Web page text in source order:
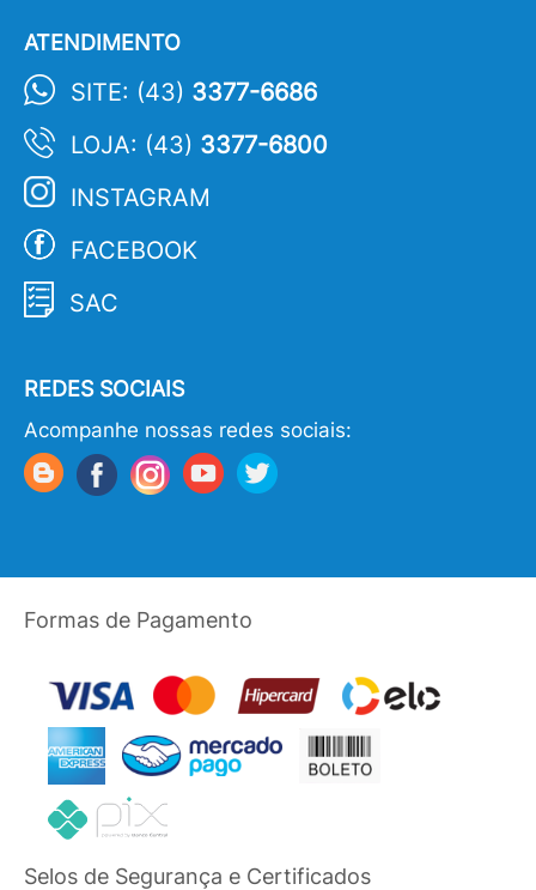
ATENDIMENTO
SITE: (43) 3377-6686
LOJA: (43) 3377-6800
INSTAGRAM
FACEBOOK
SAC
REDES SOCIAIS
Acompanhe nossas redes sociais:
Formas de Pagamento
Selos de Segurança e Certificados